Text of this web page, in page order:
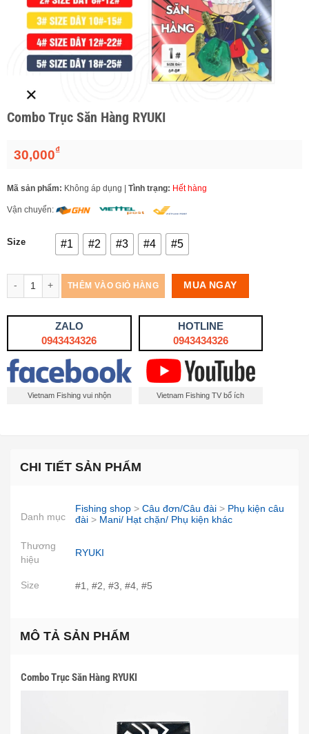
Combo Trục Săn Hàng RYUKI
30,000₫
Mã sản phẩm: Không áp dụng | Tình trạng: Hết hàng
Vận chuyển:
Size #1 #2 #3 #4 #5
Số lượng THÊM VÀO GIỎ HÀNG MUA NGAY
ZALO
0943434326
HOTLINE
0943434326
Vietnam Fishing vui nhộn Vietnam Fishing TV bổ ích
CHI TIẾT SẢN PHẨM
Danh mục
Fishing shop > Câu đơn/Câu đài > Phụ kiện câu
đài > Mani/ Hạt chặn/ Phụ kiện khác
Thương
hiệu
RYUKI
Size #1, #2, #3, #4, #5
MÔ TẢ SẢN PHẨM
Combo Trục Săn Hàng RYUKI